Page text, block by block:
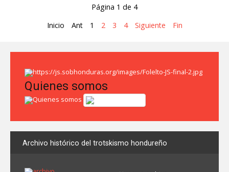
Página 1 de 4
Inicio
Ant 1 2 3 4 Siguiente Fin
Quienes somos
Archivo histórico del trotskismo hondureño